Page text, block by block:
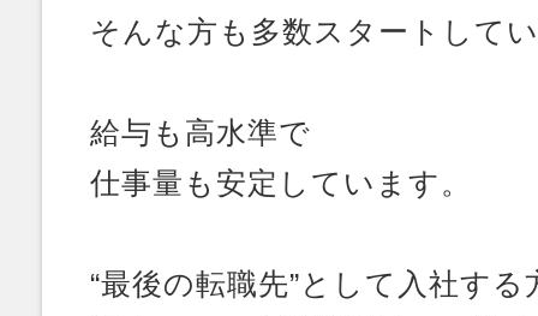
そんな方も多数スタートして
給与も高水準で
仕事量も安定しています。
“最後の転職先”として入社する